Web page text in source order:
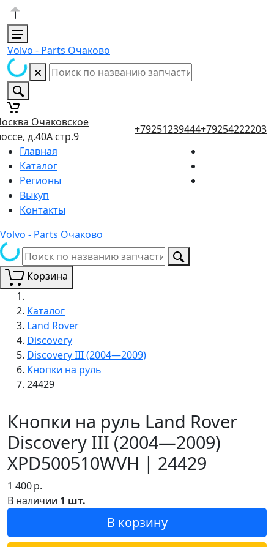
Volvo - Parts Очаково
Очаковское
д.40А стр.9
+79251239444+79254222203
Главная
Каталог
Регионы
Выкуп
Контакты
Volvo - Parts Очаково
Корзина
Каталог
Land Rover
Discovery
Discovery III (2004—2009)
Кнопки на руль
24429
Кнопки на руль Land Rover
Discovery III (2004—2009)
XPD500510WVH | 24429
1 400р.
В наличии 1 шт.
В корзину